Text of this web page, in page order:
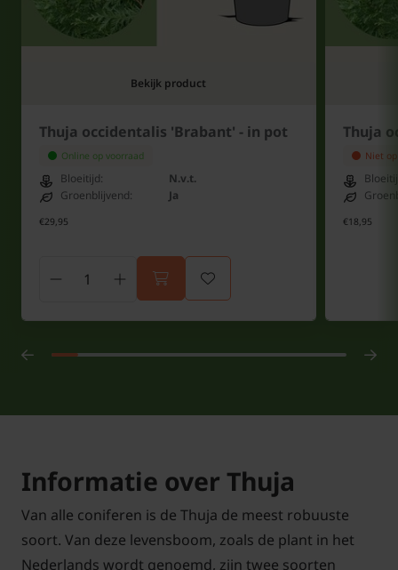
Bekijk product
Thuja occidentalis 'Brabant' - in pot
Online op voorraad
Bloeitijd:
N.v.t.
Groenblijvend:
Ja
€29,95
Thuja
Niet
€18,95
Informatie over Thuja
Van alle coniferen is de Thuja de meest robuuste
soort. Van deze levensboom, zoals de plant in het
Nederlands wordt genoemd, zijn twee soorten